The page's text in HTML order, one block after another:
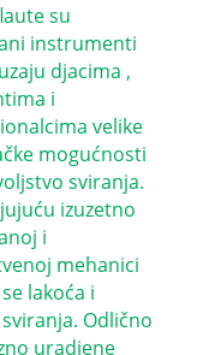
su
instrumenti
djacima ,
i
velike
mogućnosti
sviranja.
izuzetno
i
mehanici
lakoća i
Odlično
uradjene